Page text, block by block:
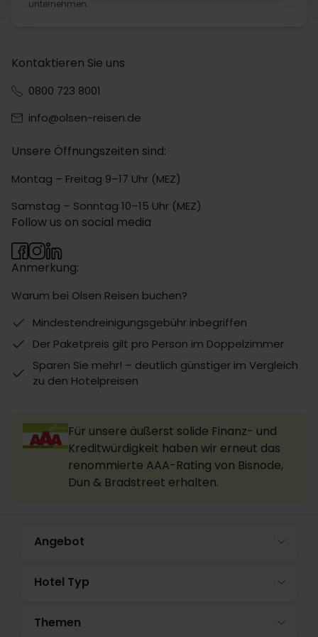
unternehmen.
Kontaktieren Sie uns
0800 723 8001
info@olsen-reisen.de
Unsere Öffnungszeiten sind:
Montag – Freitag 9–17 Uhr (MEZ)
Samstag – Sonntag 10–15 Uhr (MEZ)
Anmerkung:
Warum bei Olsen Reisen buchen?
Mindestendreinigungsgebühr inbegriffen
Der Paketpreis gilt pro Person im Doppelzimmer
Sparen Sie mehr! – deutlich günstiger im Vergleich
zu den Hotelpreisen
Follow us on social media
Für unsere äußerst solide Finanz- und
Kreditwürdigkeit haben wir erneut das
renommierte AAA-Rating von Bisnode,
Dun & Bradstreet erhalten.
Angebot
Hotel Typ
Themen